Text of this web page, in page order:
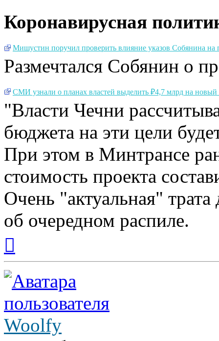
Коронавирусная
Мишустин поручил проверить влияние указов Собянина на
Размечтался Собянин о
СМИ узнали о планах властей выделить ₽4,7 млрд на новый
"Власти Чечни
бюджета на эти цели
При этом в Минтрансе
стоимость проекта
Очень "актуальная" трата
об очередном распиле.
началу
Woolfy